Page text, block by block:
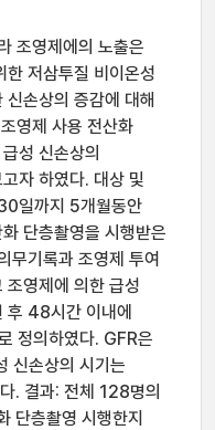
조영제에의 노출은
한 저삼투질 비이온성
손상의 증감에 대해
영제 사용 전산화
성 신손상의
자 하였다. 대상 및
일까지 5개월동안
단층촬영을 시행받은
무기록과 조영제 투여
조영제에 의한 급성
후 48시간 이내에
정의하였다. GFR은
신손상의 시기는
. 결과: 전체 128명의
단층촬영 시행한지